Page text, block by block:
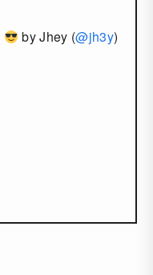
by Jhey (@jh3y)